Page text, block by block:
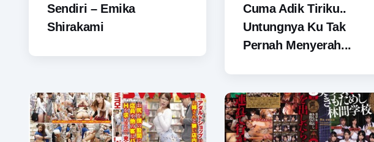
Sendiri – Emika
Shirakami
Cuma Adik Tiriku..
Untungnya Ku Tak
Pernah Menyerah...